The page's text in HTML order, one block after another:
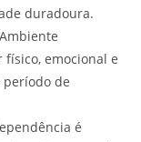
duradoura.
Ambiente
emocional e
de
é